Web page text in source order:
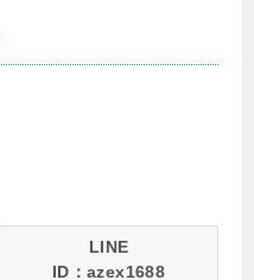
LINE
ID：azex1688